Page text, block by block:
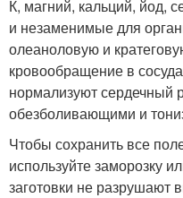
К, магний, кальций, йод,
и незаменимые для
олеаноловую и
кровообращение в
нормализуют сердечный
обезболивающими и
Чтобы сохранить все
используйте заморозку
заготовки не разрушают